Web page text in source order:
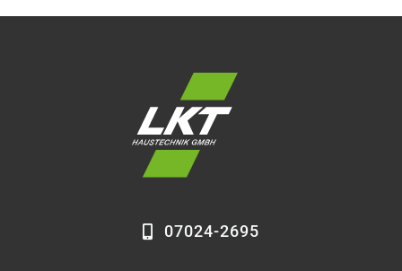
07024-2695